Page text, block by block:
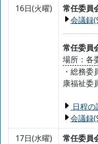
16日(火曜)
常任委員
会議録
常任委員
場所：各
・総務
康福祉委
日程の
会議録
17日(水曜)
常任委員